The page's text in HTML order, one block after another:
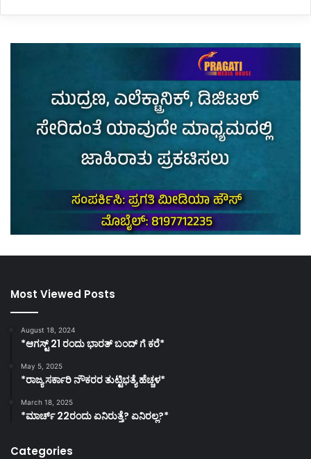
Most Viewed Posts
August 18, 2024
*ಆಗಸ್ಟ್ 21 ರಂದು ಭಾರತ್‌ ಬಂದ್‌ ಗೆ ಕರೆ*
May 5, 2025
*ರಾಜ್ಯ ಸರ್ಕಾರಿ ನೌಕರರ ತುಟ್ಟಿಭತ್ಯೆ ಹೆಚ್ಚಳ*
March 18, 2025
*ಮಾರ್ಚ್ 22ರಂದು ಏನಿರುತ್ತೆ? ಏನಿರಲ್ಲ?*
Categories